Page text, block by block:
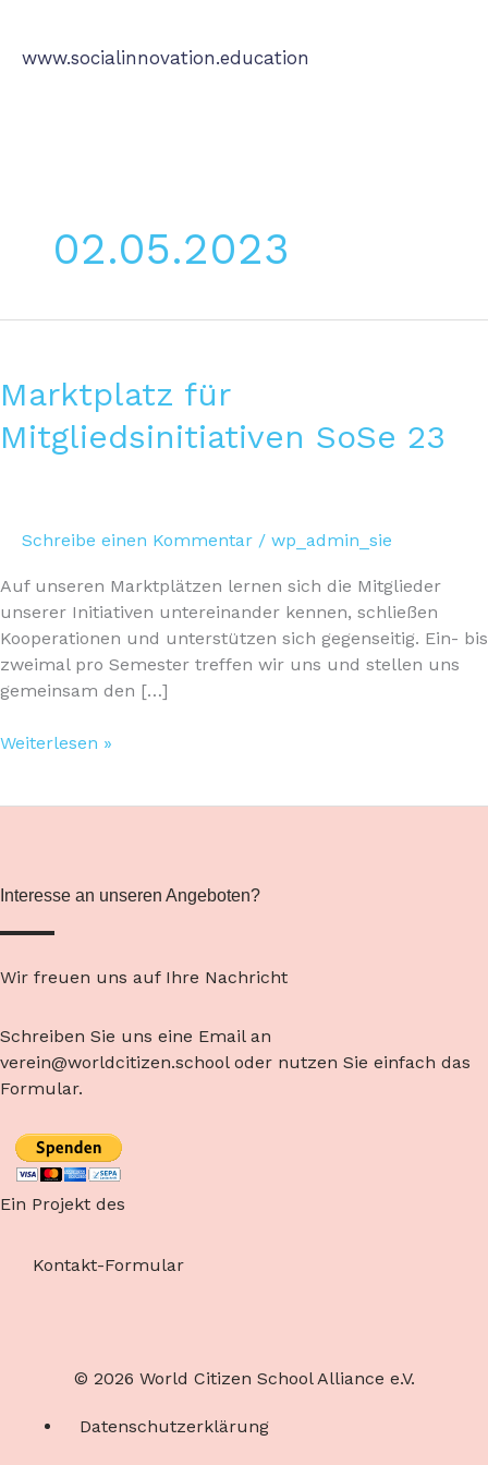
springen
www.socialinnovation.education
02.05.2023
Marktplatz für
Mitgliedsinitiativen SoSe 23
Schreibe einen Kommentar / wp_admin_sie
Auf unseren Marktplätzen lernen sich die Mitglieder
unserer Initiativen untereinander kennen, schließen
Kooperationen und unterstützen sich gegenseitig. Ein- bis
zweimal pro Semester treffen wir uns und stellen uns
gemeinsam den […]
Mitgliedsinitiativen
SoSe
23
Weiterlesen »
Interesse an unseren Angeboten?
Wir freuen uns auf Ihre Nachricht
Schreiben Sie uns eine Email an
verein@worldcitizen.school oder nutzen Sie einfach das
Formular.
Ein Projekt des
Kontakt-Formular
© 2026 World Citizen School Alliance e.V.
Datenschutzerklärung